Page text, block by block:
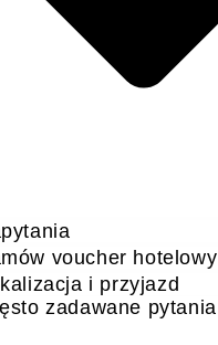
voucher hotelowy
i przyjazd
zadawane pytania